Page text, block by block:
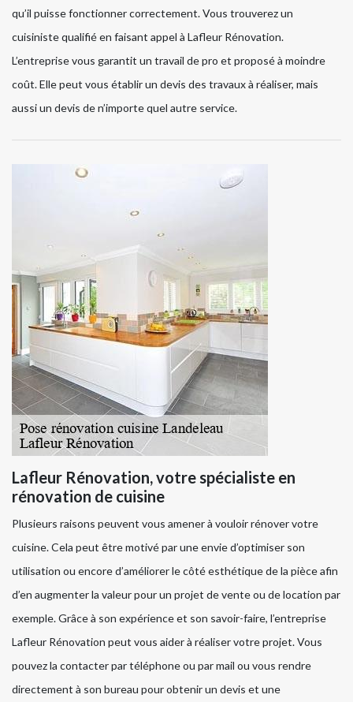
qu’il puisse fonctionner correctement. Vous trouverez un
cuisiniste qualifié en faisant appel à Lafleur Rénovation.
L’entreprise vous garantit un travail de pro et proposé à moindre
coût. Elle peut vous établir un devis des travaux à réaliser, mais
aussi un devis de n’importe quel autre service.
Lafleur Rénovation, votre spécialiste en
rénovation de cuisine
Plusieurs raisons peuvent vous amener à vouloir rénover votre
cuisine. Cela peut être motivé par une envie d’optimiser son
utilisation ou encore d’améliorer le côté esthétique de la pièce afin
d’en augmenter la valeur pour un projet de vente ou de location par
exemple. Grâce à son expérience et son savoir-faire, l’entreprise
Lafleur Rénovation peut vous aider à réaliser votre projet. Vous
pouvez la contacter par téléphone ou par mail ou vous rendre
directement à son bureau pour obtenir un devis et une